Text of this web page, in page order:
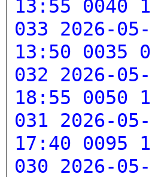
13:55 0040
033 2026-
13:50 0035
032 2026-
18:55 0050
031 2026-
17:40 0095
030 2026-